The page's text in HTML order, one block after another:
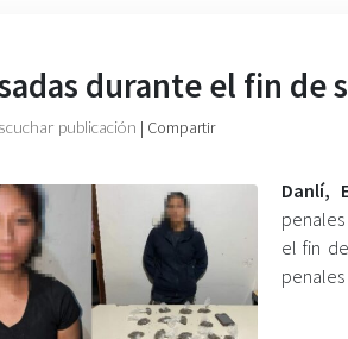
durante el fin de
publicación | Compartir
Danlí,
el fin
penales